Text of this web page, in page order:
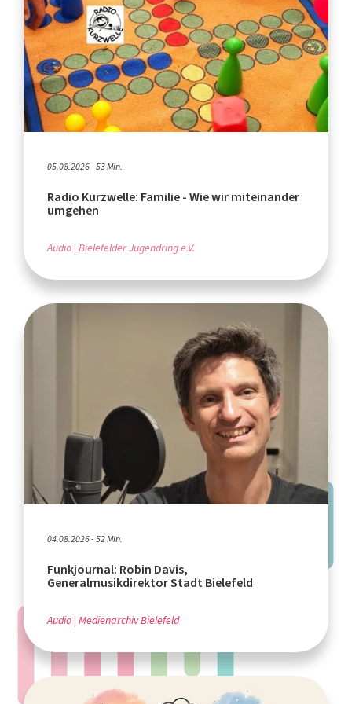
05.08.2026 - 53 Min.
Radio Kurzwelle: Familie - Wie wir miteinander
umgehen
Audio Bielefelder Jugendring e.V.
04.08.2026 - 52 Min.
Funkjournal: Robin Davis,
Generalmusikdirektor Stadt Bielefeld
Audio Medienarchiv Bielefeld